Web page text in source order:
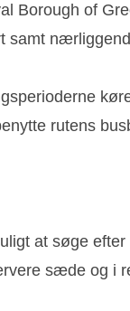
Borough of
samt
rutens
at søge
sæde og i